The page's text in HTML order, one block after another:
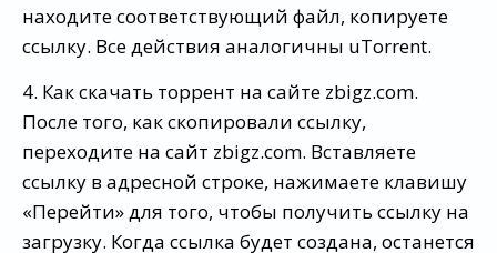
находите соответствующий файл, копируете
ссылку. Все действия аналогичны uTorrent.
4. Как скачать торрент на сайте zbigz.com.
После того, как скопировали ссылку,
переходите на сайт zbigz.com. Вставляете
ссылку в адресной строке, нажимаете клавишу
«Перейти» для того, чтобы получить ссылку на
загрузку. Когда ссылка будет создана, останется